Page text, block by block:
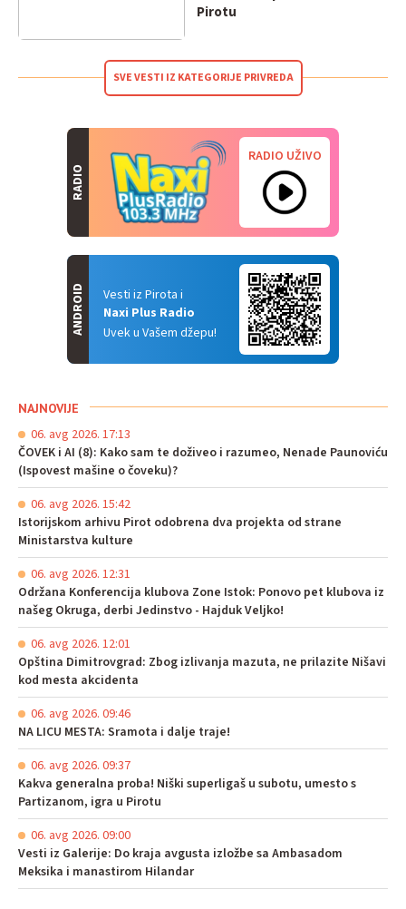
Pirotu
SVE VESTI IZ KATEGORIJE PRIVREDA
RADIO
RADIO UŽIVO
Vesti iz Pirota i
Naxi Plus Radio
Uvek u Vašem džepu!
ANDROID
NAJNOVIJE
06. avg 2026. 17:13
ČOVEK i AI (8): Kako sam te doživeo i razumeo, Nenade Paunoviću
(Ispovest mašine o čoveku)?
06. avg 2026. 15:42
Istorijskom arhivu Pirot odobrena dva projekta od strane
Ministarstva kulture
06. avg 2026. 12:31
Održana Konferencija klubova Zone Istok: Ponovo pet klubova iz
našeg Okruga, derbi Jedinstvo - Hajduk Veljko!
06. avg 2026. 12:01
Opština Dimitrovgrad: Zbog izlivanja mazuta, ne prilazite Nišavi
kod mesta akcidenta
06. avg 2026. 09:46
NA LICU MESTA: Sramota i dalje traje!
06. avg 2026. 09:37
Kakva generalna proba! Niški superligaš u subotu, umesto s
Partizanom, igra u Pirotu
06. avg 2026. 09:00
Vesti iz Galerije: Do kraja avgusta izložbe sa Ambasadom
Meksika i manastirom Hilandar